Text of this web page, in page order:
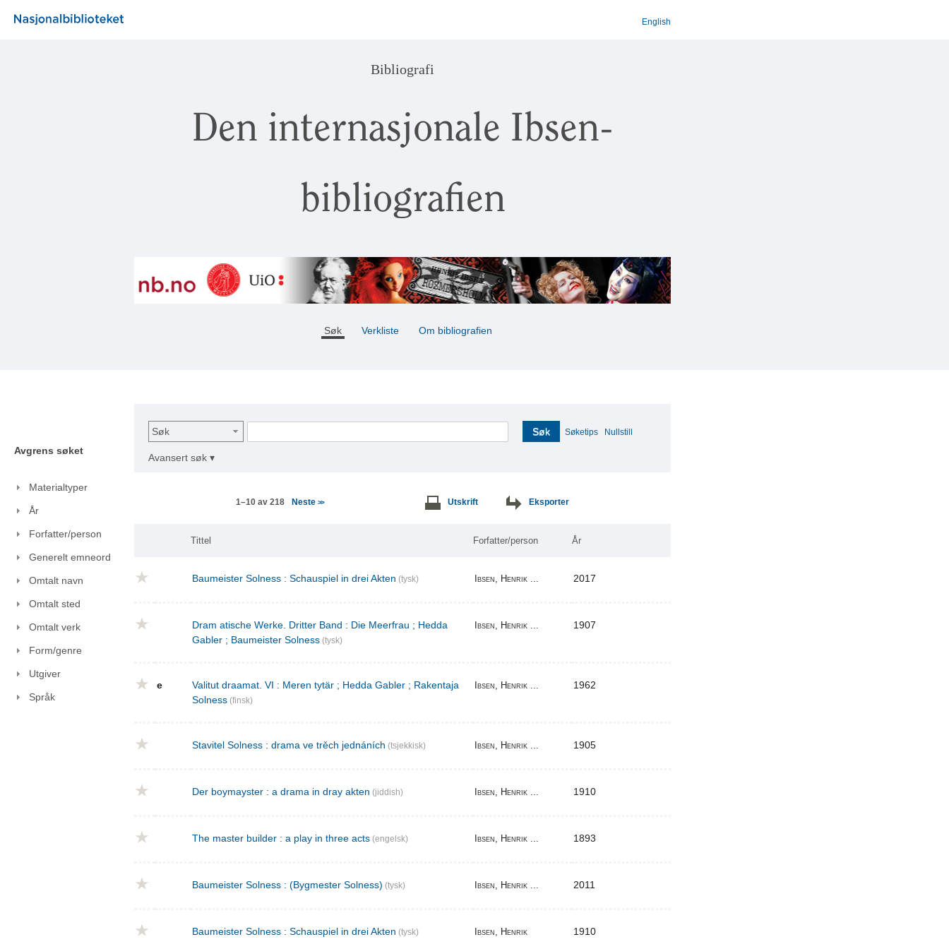
English
Bibliografi
Den internasjonale Ibsen-
bibliografien
Søk Verkliste Om bibliografien
Avgrens søket
Materialtyper
År
Forfatter/person
Generelt emneord
Omtalt navn
Omtalt sted
Omtalt verk
Form/genre
Utgiver
Språk
Søk Søk Søketips Nullstill
Avansert søk ▾
1–10 av 218 Neste >> Utskrift Eksporter
Tittel Forfatter/person År
Baumeister Solness : Schauspiel in drei Akten (tysk) Ibsen, Henrik ... 2017
Dram atische Werke. Dritter Band : Die Meerfrau ; Hedda
Gabler ; Baumeister Solness (tysk)
Ibsen, Henrik ... 1907
e
Valitut draamat. VI : Meren tytär ; Hedda Gabler ; Rakentaja
Solness (finsk)
Ibsen, Henrik ... 1962
Stavitel Solness : drama ve trěch jednáních (tsjekkisk) Ibsen, Henrik ... 1905
Der boymayster : a drama in dray akten (jiddish) Ibsen, Henrik ... 1910
The master builder : a play in three acts (engelsk) Ibsen, Henrik ... 1893
Baumeister Solness : (Bygmester Solness) (tysk) Ibsen, Henrik ... 2011
Baumeister Solness : Schauspiel in drei Akten (tysk) Ibsen, Henrik 1910